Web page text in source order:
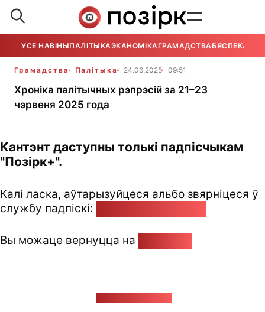
УСЕ НАВІНЫПАЛІТЫКАЭКАНОМІКАГРАМАДСТВАБЯСПЕКА
Грамадства Палітыка 24.06.2025 09:51
Хроніка палітычных рэпрэсій за 21–23
чэрвеня 2025 года
Кантэнт даступны толькі падпісчыкам
"Позірк+".
Калі ласка, аўтарызуйцеся альбо звярніцеся ў
службу падпіскі:
Вы можаце вернуцца на